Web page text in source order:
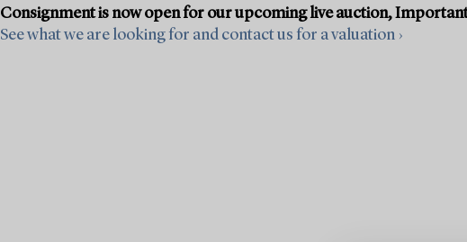
Consignment is now open for our upcoming live auction, Important
See what we are looking for and contact us for a valuation ›